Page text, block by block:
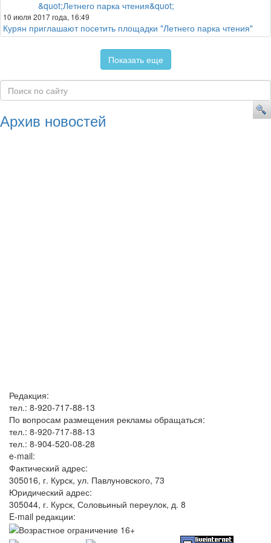
10 июля 2017 года, 16:49
Курян приглашают посетить площадки "Летнего парка чтения"
Показать еще
Архив новостей
Редакция:
тел.: 8-920-717-88-13
По вопросам размещения рекламы обращаться:
тел.: 8-920-717-88-13
тел.: 8-904-520-08-28
e-mail:
Фактический адрес:
305016, г. Курск, ул. Павлуновского, 73
Юридический адрес:
305044, г. Курск, Соловьиный переулок, д. 8
E-mail редакции: